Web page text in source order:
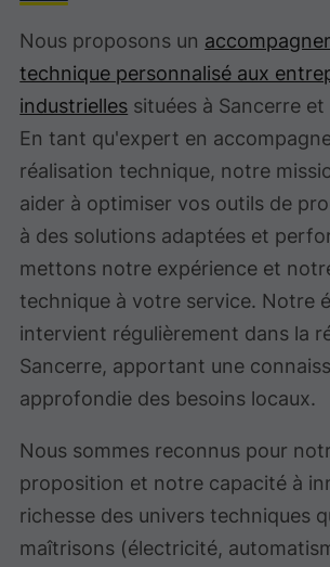
Nous proposons un
technique personnalisé aux
industrielles situées à Sancerre
En tant qu'expert en
réalisation technique, notre
aider à optimiser vos outils de
à des solutions adaptées et
mettons notre expérience et
technique à votre service. Notre
intervient régulièrement dans la
Sancerre, apportant une
approfondie des besoins locaux.
Nous sommes reconnus pour
proposition et notre capacité à
richesse des univers techniques
maîtrisons (électricité,